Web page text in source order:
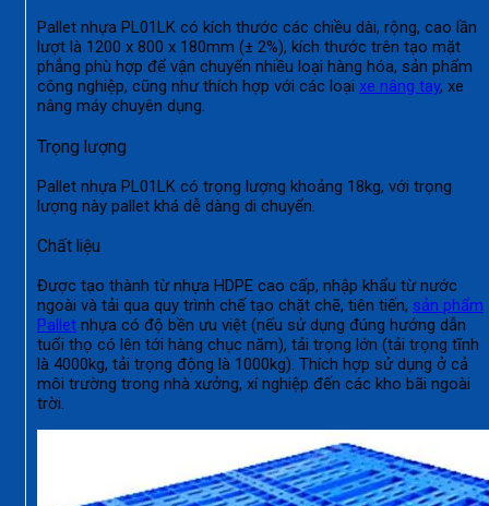
Pallet nhựa PL01LK có kích thước các chiều dài, rộng, cao lần
lượt là 1200 x 800 x 180mm (± 2%), kích thước trên tạo mặt
phẳng phù hợp để vận chuyển nhiều loại hàng hóa, sản phẩm
công nghiệp, cũng như thích hợp với các loại xe nâng tay, xe
nâng máy chuyên dụng.
Trọng lượng
Pallet nhựa PL01LK có trọng lượng khoảng 18kg, với trọng
lượng này pallet khá dễ dàng di chuyển.
Chất liệu
Được tạo thành từ nhựa HDPE cao cấp, nhập khẩu từ nước
ngoài và tải qua quy trình chế tạo chặt chẽ, tiên tiến, sản phẩm
Pallet nhựa có độ bền ưu việt (nếu sử dụng đúng hướng dẫn
tuổi thọ có lên tới hàng chục năm), tải trọng lớn (tải trọng tĩnh
là 4000kg, tải trọng động là 1000kg). Thích hợp sử dụng ở cả
môi trường trong nhà xưởng, xí nghiệp đến các kho bãi ngoài
trời.